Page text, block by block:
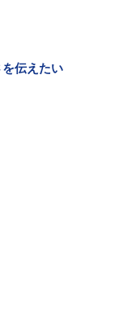
伝えたい